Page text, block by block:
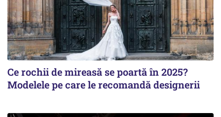
Ce rochii de mireasă se poartă în 2025?
Modelele pe care le recomandă designerii